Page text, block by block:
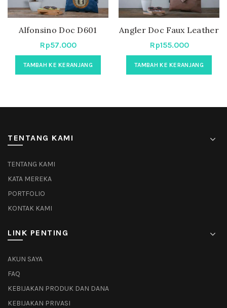
Alfonsino Doc D601
Rp57.000
TAMBAH KE KERANJANG
Angler Doc Faux Leather
Rp155.000
TAMBAH KE KERANJANG
TENTANG KAMI
TENTANG KAMI
KATA MEREKA
PORTFOLIO
KONTAK KAMI
LINK PENTING
AKUN SAYA
FAQ
KEBIJAKAN PRODUK DAN DANA
KEBIJAKAN PRIVASI